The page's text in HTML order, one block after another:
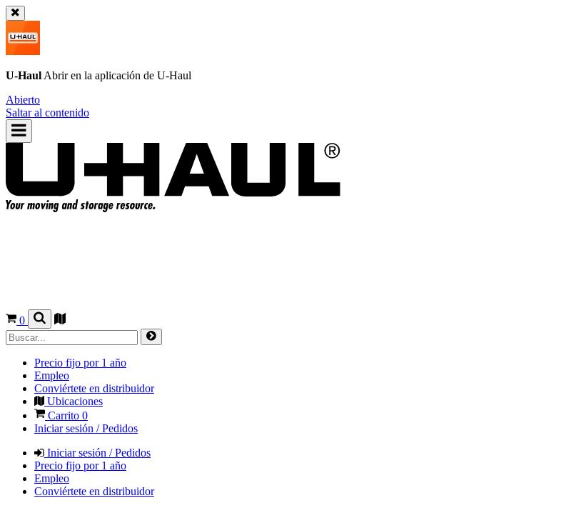
U-Haul Abrir en la aplicación de U-Haul
Abierto
Saltar al contenido
0
Precio fijo por 1 año
Empleo
Conviértete en distribuidor
Ubicaciones
Carrito 0
Iniciar sesión / Pedidos
Iniciar sesión / Pedidos
Precio fijo por 1 año
Empleo
Conviértete en distribuidor